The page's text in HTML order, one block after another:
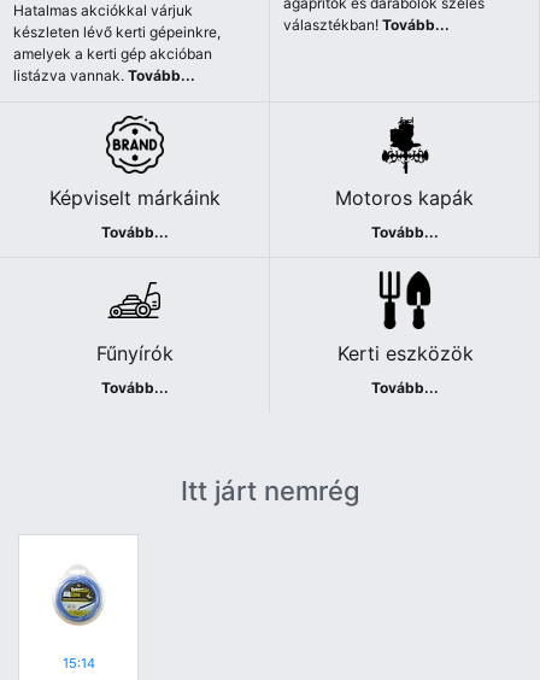
Hatalmas akciókkal várjuk
készleten lévő kerti gépeinkre,
amelyek a kerti gép akcióban
listázva vannak.Tovább...
választékban!Tovább...
Képviselt márkáink
Tovább...
Motoros kapák
Tovább...
Fűnyírók
Tovább...
Kerti eszközök
Tovább...
Itt járt nemrég
15:14